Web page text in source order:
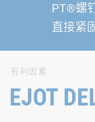
PT®螺
直接紧
有利因素
EJOT